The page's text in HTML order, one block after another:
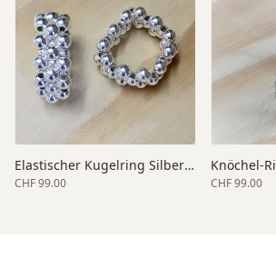
Elastischer Kugelring Silber dreireihig
CHF 99.00 CHF 99.00